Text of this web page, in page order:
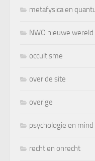
metafysica en
NWO nieuwe wereld
occultisme
over de site
overige
psychologie en
recht en onrecht